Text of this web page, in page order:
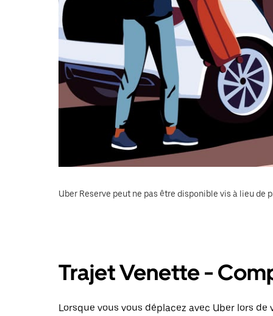
Uber Reserve peut ne pas être disponible vis à lieu de
Trajet Venette -
Lorsque vous vous déplacez avec Uber lors